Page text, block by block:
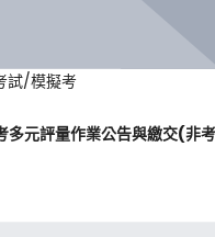
試/模擬考
多元評量作業公告與繳交(非